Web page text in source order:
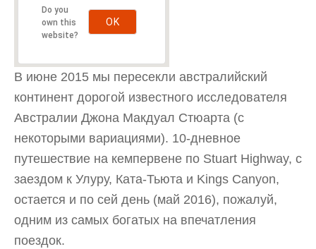
Do you
own this
website?
OK
В июне 2015 мы пересекли австралийский
континент дорогой известного исследователя
Австралии Джона Макдуал Стюарта (с
некоторыми вариациями). 10-дневное
путешествие на кемпервене по Stuart Highway, с
заездом к Улуру, Ката-Тьюта и Kings Canyon,
остается и по сей день (май 2016), пожалуй,
одним из самых богатых на впечатления
поездок.